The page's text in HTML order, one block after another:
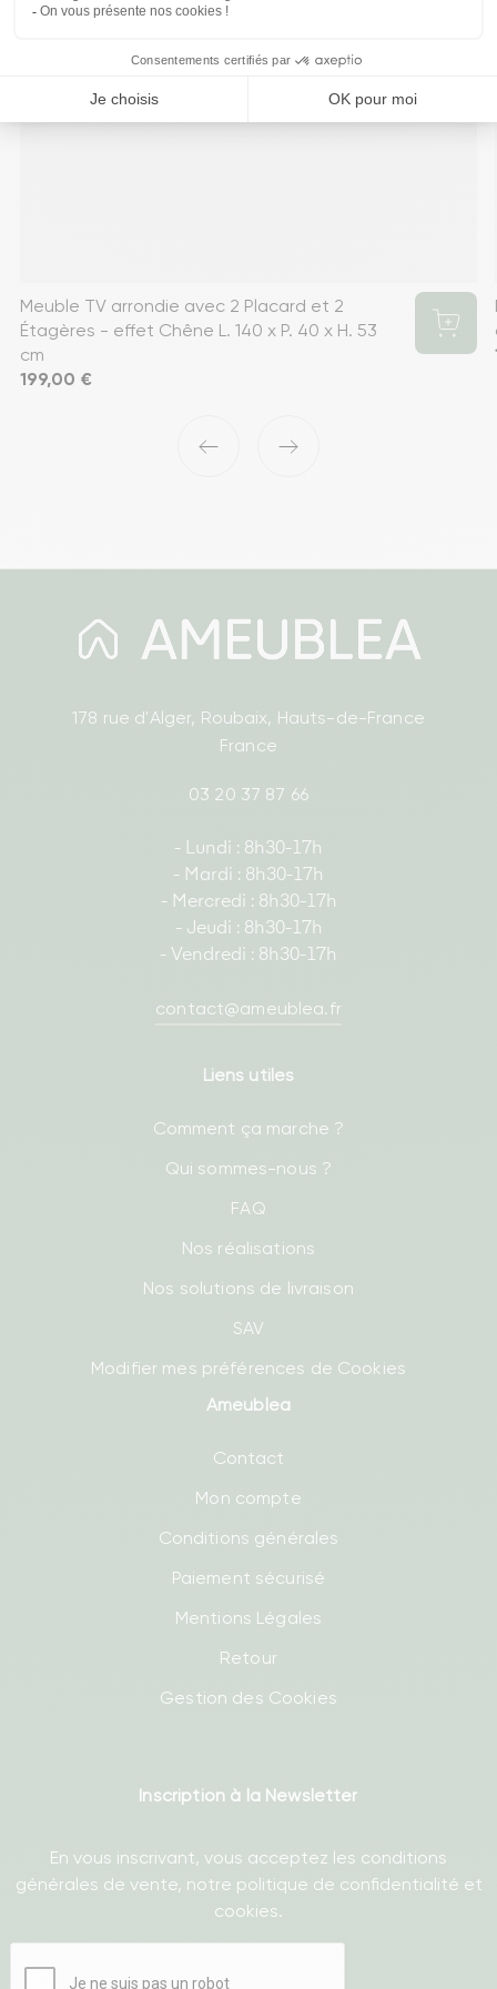
Meuble TV arrondie avec 2 Placard et 2
Étagères - effet Chêne L. 140 x P. 40 x H. 53
cm
Prix
199,00 €
‹ ›
178 rue d'Alger, Roubaix, Hauts-de-France
France
03 20 37 87 66
- Lundi : 8h30-17h
- Mardi : 8h30-17h
- Mercredi : 8h30-17h
- Jeudi : 8h30-17h
- Vendredi : 8h30-17h
contact@ameublea.fr
Liens utiles
Comment ça marche ?
Qui sommes-nous ?
FAQ
Nos réalisations
Nos solutions de livraison
SAV
Modifier mes préférences de Cookies
Ameublea
Contact
Mon compte
Conditions générales
Paiement sécurisé
Mentions Légales
Retour
Gestion des Cookies
Inscription à la Newsletter
En vous inscrivant, vous acceptez les conditions
générales de vente, notre politique de confidentialité et
cookies.